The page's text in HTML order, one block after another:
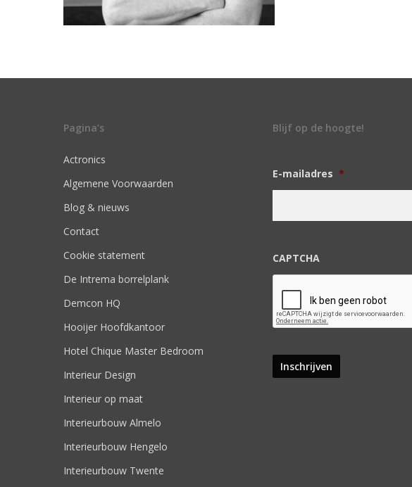
Pagina’s
Actronics
Algemene Voorwaarden
Blog & nieuws
Contact
Cookie statement
De Intrema borrelplank
Demcon HQ
Hooijer Hoofdkantoor
Hotel Chique Master Bedroom
Interieur Design
Interieur op maat
Interieurbouw Almelo
Interieurbouw Hengelo
Interieurbouw Twente
Blijf op de hoogte!
E-mailadres *
CAPTCHA